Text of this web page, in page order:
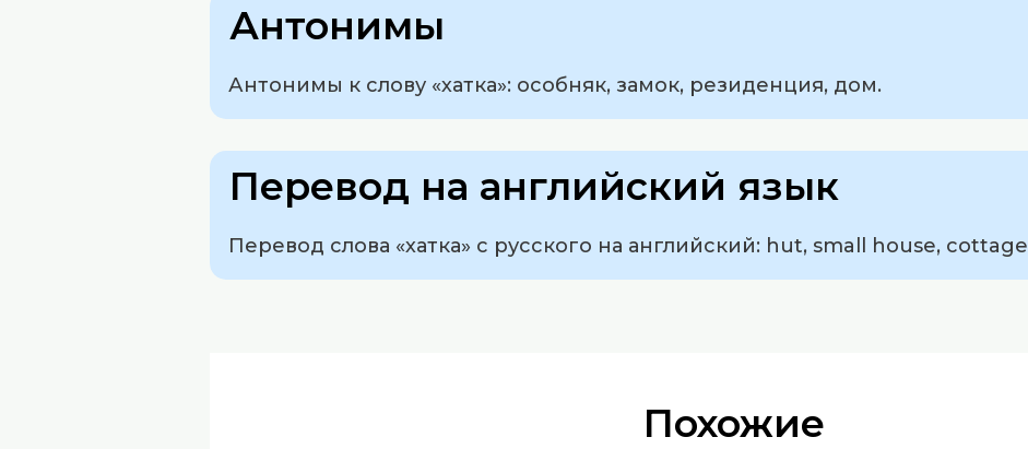
Антонимы
Антонимы к слову «хатка»: особняк, замок, резиденция, дом.
Перевод на английский язык
Перевод слова «хатка» с русского на английский: hut, small house,
Похожие